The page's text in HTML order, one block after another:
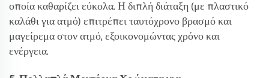
οποία καθαρίζει εύκολα. Η διπλή διάταξη (με πλαστικό
καλάθι για ατμό) επιτρέπει ταυτόχρονο βρασμό και
μαγείρεμα στον ατμό, εξοικονομώντας χρόνο και
ενέργεια.